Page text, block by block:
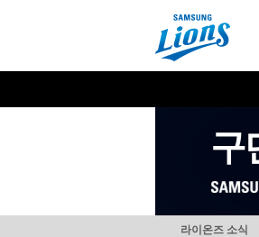
구
라이온즈 소식